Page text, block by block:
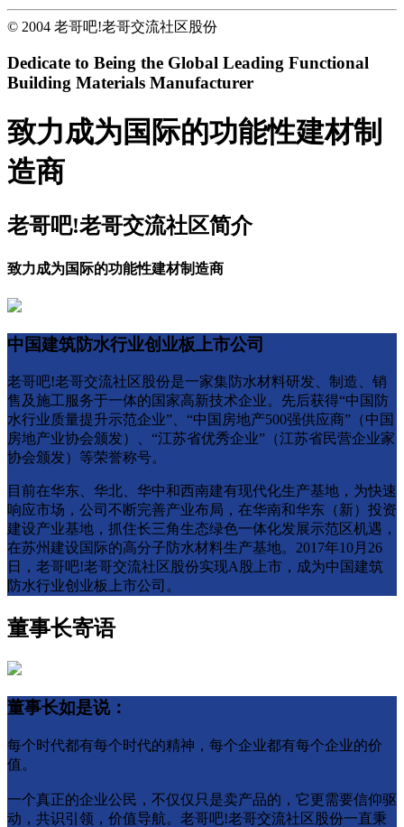
© 2004 老哥吧!老哥交流社区股份
Dedicate to Being the Global Leading Functional
Building Materials Manufacturer
致力成为国际的功能性建材制
造商
老哥吧!老哥交流社区简介
致力成为国际的功能性建材制造商
中国建筑防水行业创业板上市公司
老哥吧!老哥交流社区股份是一家集防水材料研发、制造、销
售及施工服务于一体的国家高新技术企业。先后获得“中国防
水行业质量提升示范企业”、“中国房地产500强供应商”（中国
房地产业协会颁发）、“江苏省优秀企业”（江苏省民营企业家
协会颁发）等荣誉称号。
目前在华东、华北、华中和西南建有现代化生产基地，为快速
响应市场，公司不断完善产业布局，在华南和华东（新）投资
建设产业基地，抓住长三角生态绿色一体化发展示范区机遇，
在苏州建设国际的高分子防水材料生产基地。2017年10月26
日，老哥吧!老哥交流社区股份实现A股上市，成为中国建筑
防水行业创业板上市公司。
董事长寄语
董事长如是说：
每个时代都有每个时代的精神，每个企业都有每个企业的价
值。
一个真正的企业公⺠，不仅仅只是卖产品的，它更需要信仰驱
动，共识引领，价值导航。老哥吧!老哥交流社区股份一直秉